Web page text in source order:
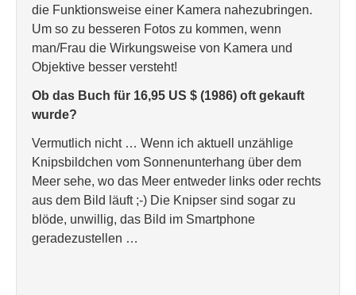
die Funktionsweise einer Kamera nahezubringen.
Um so zu besseren Fotos zu kommen, wenn
man/Frau die Wirkungsweise von Kamera und
Objektive besser versteht!
Ob das Buch für 16,95 US $ (1986) oft gekauft
wurde?
Vermutlich nicht … Wenn ich aktuell unzählige
Knipsbildchen vom Sonnenunterhang über dem
Meer sehe, wo das Meer entweder links oder rechts
aus dem Bild läuft ;-) Die Knipser sind sogar zu
blöde, unwillig, das Bild im Smartphone
geradezustellen …